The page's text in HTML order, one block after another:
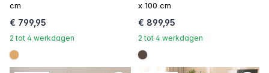
cm
€ 799,95
2 tot 4 werkdagen
#dca96a
x 100 cm
€ 899,95
2 tot 4 werkdagen
#594840